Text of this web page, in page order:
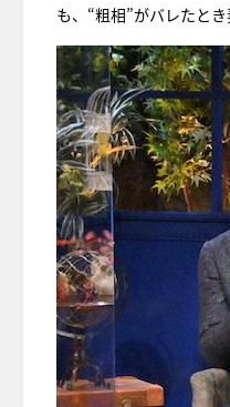
も、“粗相”がバレたと